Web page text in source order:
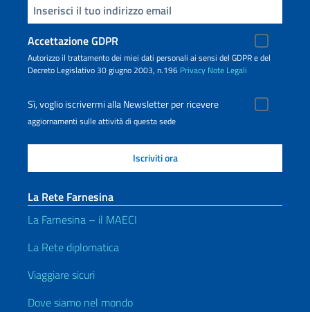
Inserisci la tua email
Accettazione GDPR
Autorizzo il trattamento dei miei dati personali ai sensi del GDPR e del
Decreto Legislativo 30 giugno 2003, n.196 Privacy Note Legali
Sì, voglio iscrivermi alla Newsletter per ricevere
aggiornamenti sulle attività di questa sede
La Rete Farnesina
La Farnesina – il MAECI
La Rete diplomatica
Viaggiare sicuri
Dove siamo nel mondo